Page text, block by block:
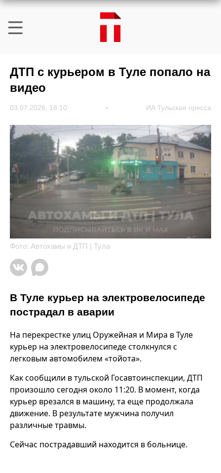
ДТП с курьером в Туле попало на
видео
03.07.2026, 18:10 ИА Тульская пресса
Фото: Автохамы и ДТП | Тула
В Туле курьер на электровелосипеде
пострадал в аварии
На перекрестке улиц Оружейная и Мира в Туле
курьер на электровелосипеде столкнулся с
легковым автомобилем «тойота».
Как сообщили в тульской Госавтоинспекции, ДТП
произошло сегодня около 11:20. В момент, когда
курьер врезался в машину, та еще продолжала
движение. В результате мужчина получил
различные травмы.
Сейчас пострадавший находится в больнице.